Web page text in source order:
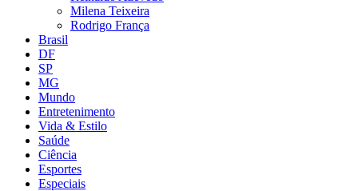
Milena Teixeira
Rodrigo França
Brasil
DF
SP
MG
Mundo
Entretenimento
Vida & Estilo
Saúde
Ciência
Esportes
Especiais